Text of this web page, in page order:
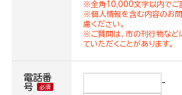
※全角10,000文字以内でご
※個人情報を含む内容のお
慮ください。
※ご質問は、市の刊行物など
ていただくことがあります。
電話番
号
-